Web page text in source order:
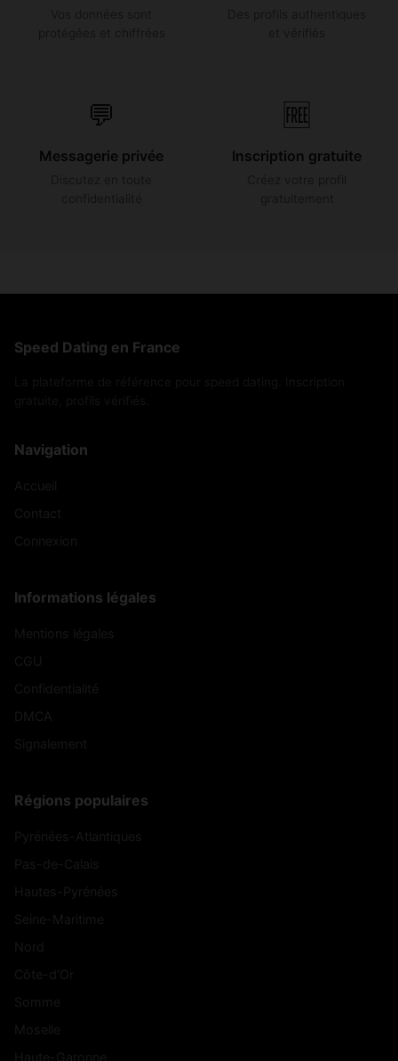
💬
Messagerie privée
🆓
Inscription gratuite
Speed Dating en France
Navigation
Informations légales
Régions populaires